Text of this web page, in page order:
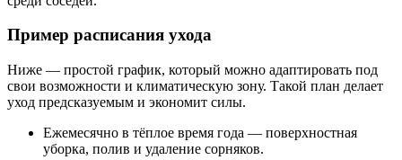
Пример расписания ухода
Ниже — простой график, который можно адаптировать под
свои возможности и климатическую зону. Такой план делает
уход предсказуемым и экономит силы.
Ежемесячно в тёплое время года — поверхностная
уборка, полив и удаление сорняков.